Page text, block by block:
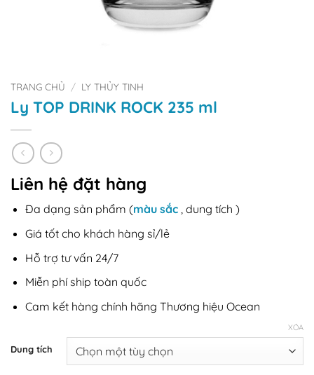
TRANG CHỦ / LY THỦY TINH
Ly TOP DRINK ROCK 235 ml
Liên hệ đặt hàng
Đa dạng sản phẩm (màu sắc, dung tích )
Giá tốt cho khách hàng sỉ/lẻ
Hỗ trợ tư vấn 24/7
Miễn phí ship toàn quốc
Cam kết hàng chính hãng Thương hiệu Ocean
Dung tích
XÓA